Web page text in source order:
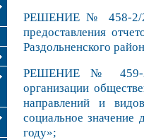
РЕШЕНИЕ № 458-2/
предоставления
Раздольненского
РЕШЕНИЕ № 459-
организации
направлений и
социальное значение
году»;